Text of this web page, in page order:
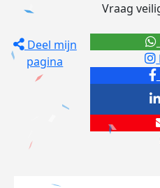
Deel mijn
pagina
Vraag